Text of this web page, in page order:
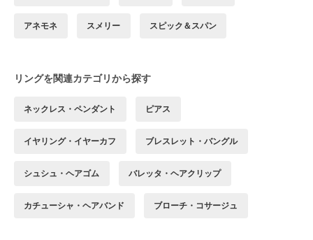
アネモネ スメリー スピック＆スパン
リングを関連カテゴリから探す
ネックレス・ペンダント ピアス
イヤリング・イヤーカフ ブレスレット・バングル
シュシュ・ヘアゴム バレッタ・ヘアクリップ
カチューシャ・ヘアバンド ブローチ・コサージュ